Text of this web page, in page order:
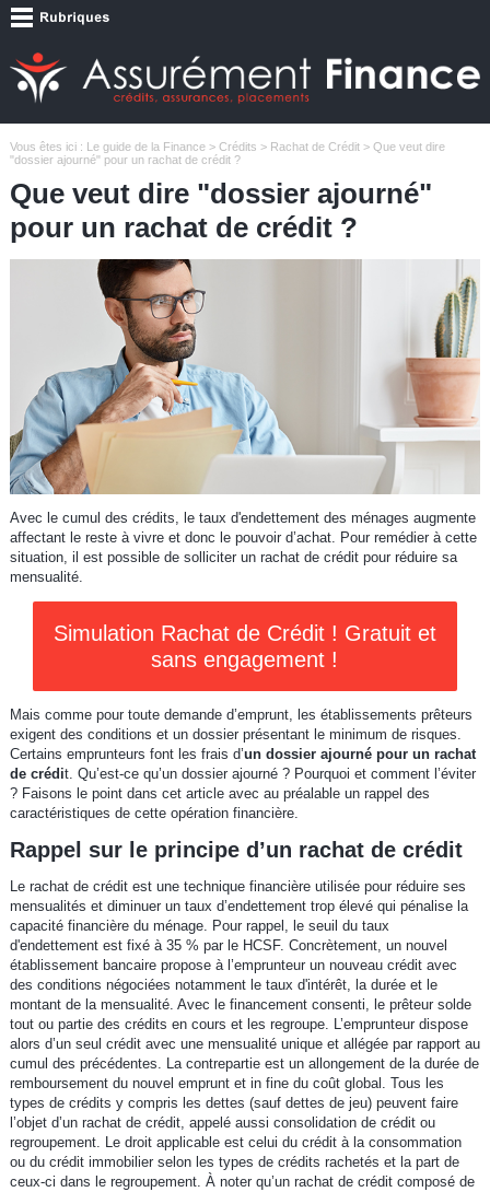
Vous êtes ici : Le guide de la Finance> Crédits > Rachat de Crédit> Que veut dire
"dossier ajourné" pour un rachat de crédit ?
Que veut dire "dossier ajourné"
pour un rachat de crédit ?
Avec le cumul des crédits, le taux d'endettement des ménages augmente
affectant le reste à vivre et donc le pouvoir d’achat. Pour remédier à cette
situation, il est possible de solliciter un rachat de crédit pour réduire sa
mensualité.
Simulation Rachat de Crédit ! Gratuit et
sans engagement !
Mais comme pour toute demande d’emprunt, les établissements prêteurs
exigent des conditions et un dossier présentant le minimum de risques.
Certains emprunteurs font les frais d’un dossier ajourné pour un rachat
de crédit. Qu’est-ce qu’un dossier ajourné ? Pourquoi et comment l’éviter
? Faisons le point dans cet article avec au préalable un rappel des
caractéristiques de cette opération financière.
Rappel sur le principe d’un rachat de crédit
Le rachat de crédit est une technique financière utilisée pour réduire ses
mensualités et diminuer un taux d’endettement trop élevé qui pénalise la
capacité financière du ménage. Pour rappel, le seuil du taux
d'endettement est fixé à 35 % par le HCSF. Concrètement, un nouvel
établissement bancaire propose à l’emprunteur un nouveau crédit avec
des conditions négociées notamment le taux d'intérêt, la durée et le
montant de la mensualité. Avec le financement consenti, le prêteur solde
tout ou partie des crédits en cours et les regroupe. L’emprunteur dispose
alors d’un seul crédit avec une mensualité unique et allégée par rapport au
cumul des précédentes. La contrepartie est un allongement de la durée de
remboursement du nouvel emprunt et in fine du coût global. Tous les
types de crédits y compris les dettes (sauf dettes de jeu) peuvent faire
l’objet d’un rachat de crédit, appelé aussi consolidation de crédit ou
regroupement. Le droit applicable est celui du crédit à la consommation
ou du crédit immobilier selon les types de crédits rachetés et la part de
ceux-ci dans le regroupement. À noter qu’un rachat de crédit composé de